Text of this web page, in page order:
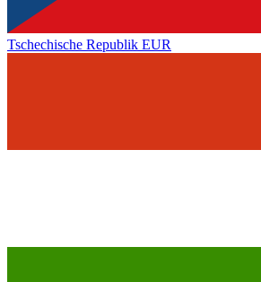
Tschechische Republik EUR